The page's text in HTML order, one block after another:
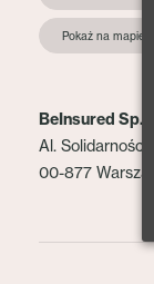
Pokaż na mapie
BeInsured Sp. z
Al. Solidarności
00-877